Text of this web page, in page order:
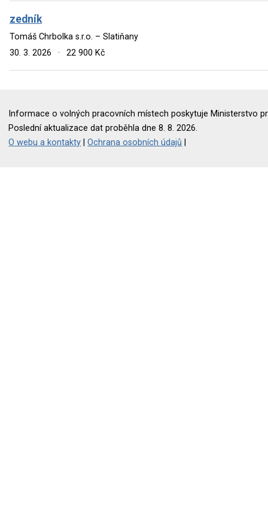
zedník
Tomáš Chrbolka s.r.o. – Slatiňany
30. 3. 2026
· 22 900 Kč
Informace o volných pracovních místech poskytuje Ministerstvo
Poslední aktualizace dat proběhla dne 8. 8. 2026.
O webu a kontakty |Ochrana osobních údajů